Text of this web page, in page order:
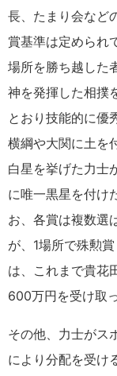
長、たまり会など
賞基準は定められ
場所を勝ち越した
神を発揮した相撲
とおり技能的に優
横綱や大関に土を
白星を挙げた力士
に唯一黒星を付け
お、各賞は複数選
が、1場所で殊勲
は、これまで貴花
600万円を受け取
その他、力士がス
により分配を受け